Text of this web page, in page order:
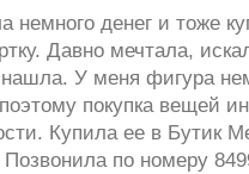
немного денег и тоже
Давно мечтала,
У меня фигура
покупка вещей
Купила ее в Бутик
по номеру